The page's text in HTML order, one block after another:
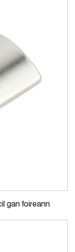
gan foireann